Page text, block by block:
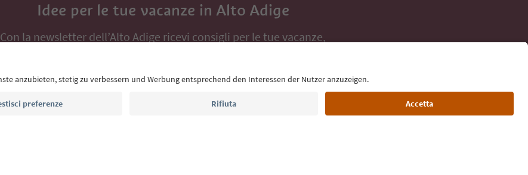
Idee per le tue vacanze in Alto Adige
Con la newsletter dell’Alto Adige ricevi consigli per le tue vacanze,